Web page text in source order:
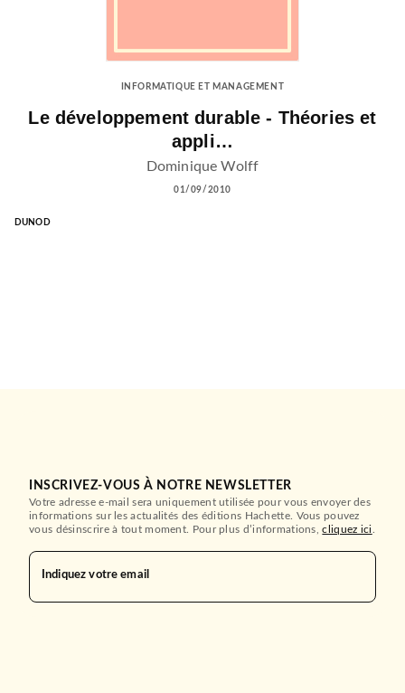
INFORMATIQUE ET MANAGEMENT
Le développement durable - Théories et
appli…
Dominique Wolff
01/09/2010
DUNOD
INSCRIVEZ-VOUS À NOTRE NEWSLETTER
Votre adresse e-mail sera uniquement utilisée pour vous envoyer des
informations sur les actualités des éditions Hachette. Vous pouvez
vous désinscrire à tout moment. Pour plus d’informations,cliquez ici
Indiquez votre email